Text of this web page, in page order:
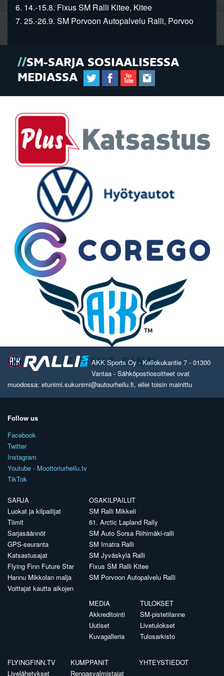
6. 14.-15.8. Fixus SM Ralli Kitee, Kitee
7. 25.-26.9. SM Porvoon Autopalvelu Ralli, Porvoo
SM-SARJA SOSIAALISESSA
MEDIASSA
AKK Sports Oy - Kellokukantie 7 - 01300
Vantaa - Sähköpostiosoitteet ovat
muodossa: etunimi.sukunimi@autourheilu.fi, ellei toisin mainittu
Follow us
Facebook
Twitter
Instagram
Youtube - Moottoriurheilu.tv
TikTok
SARJA
Luokat ja kilpailijat
Tiimit
Sarjasäännöt
GPS-seuranta
Katsastusajat
Flying Finn Future Star
Hannu Mikkolan malja
Voittajat kautta aikojen
OSAKILPAILUT
SM Ralli Mikkeli
61. Arctic Lapland Rally
SM Auto Sorsa Riihimäki-ralli
SM Imatra Ralli
SM Jyväskylä Ralli
Fixus SM Ralli Kitee
SM Porvoon Autopalvelu Ralli
MEDIA
Akkreditointi
Uutiset
Kuvagalleria
TULOKSET
SM-pistetilanne
Livetulokset
Tulosarkisto
FLYINGFINN.TV
Livelähetykset
KUMPPANIT
Rengasvalmistajat
YHTEYSTIEDOT